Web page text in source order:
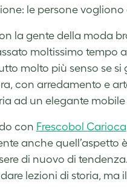
le persone
la gente della moda
moltissimo tempo
molto più senso se
con arredamento e
ad un elegante
con Frescobol Carioca
anche quell’aspetto
di nuovo di
lezioni di storia, ma